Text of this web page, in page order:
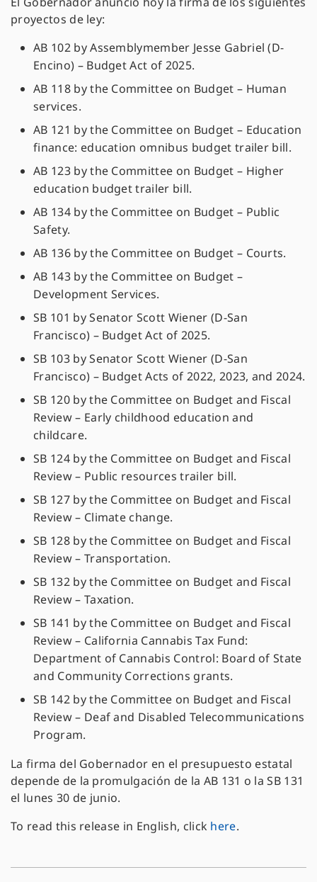
proyectos de ley:
AB 102 by Assemblymember Jesse Gabriel (D-
Encino) – Budget Act of 2025.
AB 118 by the Committee on Budget – Human
services.
AB 121 by the Committee on Budget – Education
finance: education omnibus budget trailer bill.
AB 123 by the Committee on Budget – Higher
education budget trailer bill.
AB 134 by the Committee on Budget – Public
Safety.
AB 136 by the Committee on Budget – Courts.
AB 143 by the Committee on Budget –
Development Services.
SB 101 by Senator Scott Wiener (D-San
Francisco) – Budget Act of 2025.
SB 103 by Senator Scott Wiener (D-San
Francisco) – Budget Acts of 2022, 2023, and 2024.
SB 120 by the Committee on Budget and Fiscal
Review – Early childhood education and
childcare.
SB 124 by the Committee on Budget and Fiscal
Review – Public resources trailer bill.
SB 127 by the Committee on Budget and Fiscal
Review – Climate change.
SB 128 by the Committee on Budget and Fiscal
Review – Transportation.
SB 132 by the Committee on Budget and Fiscal
Review – Taxation.
SB 141 by the Committee on Budget and Fiscal
Review – California Cannabis Tax Fund:
Department of Cannabis Control: Board of State
and Community Corrections grants.
SB 142 by the Committee on Budget and Fiscal
Review – Deaf and Disabled Telecommunications
Program.
La firma del Gobernador en el presupuesto estatal
depende de la promulgación de la AB 131 o la SB 131
el lunes 30 de junio.
To read this release in English, click here.